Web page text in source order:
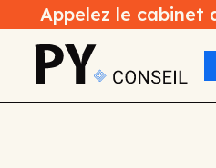
Appelez le cabinet